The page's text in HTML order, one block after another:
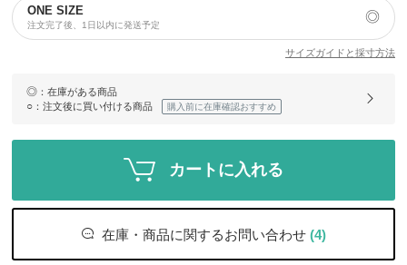
ONE SIZE
注文完了後、1日以内に発送予定
◎
サイズガイドと採寸方法
◎ ：在庫がある商品
○ ：注文後に買い付ける商品 購入前に在庫確認おすすめ
カートに入れる
在庫・商品に関するお問い合わせ (4)